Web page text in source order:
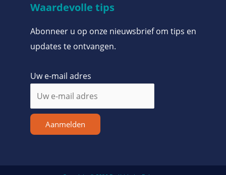
Waardevolle tips
Abonneer u op onze nieuwsbrief om tips en
updates te ontvangen.
Uw e-mail adres
Aanmelden